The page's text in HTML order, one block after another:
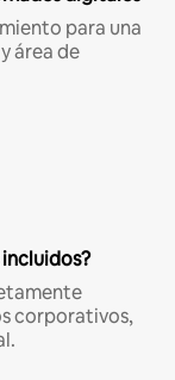
para una
área de
corporativos,